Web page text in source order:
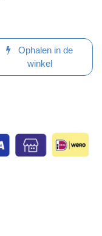
Ophalen in de
winkel